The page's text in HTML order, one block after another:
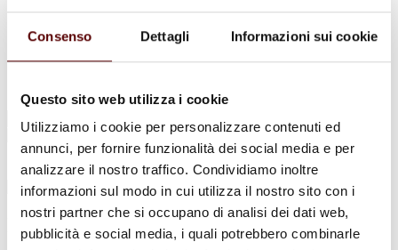
Consenso Dettagli Informazioni sui cookie
Questo sito web utilizza i cookie
Utilizziamo i cookie per personalizzare contenuti ed
annunci, per fornire funzionalità dei social media e per
analizzare il nostro traffico. Condividiamo inoltre
informazioni sul modo in cui utilizza il nostro sito con i
nostri partner che si occupano di analisi dei dati web,
pubblicità e social media, i quali potrebbero combinarle
Necrologi
per:
Isora Mezzetti